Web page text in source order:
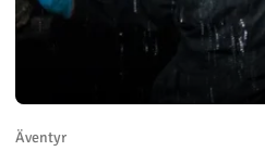
Äventyr